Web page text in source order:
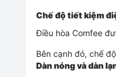
Chế độ tiết kiệm
Điều hòa Comfee
Bên cạnh đó, chế
Dàn nóng và dàn